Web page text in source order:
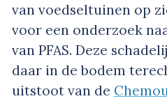
van voedseltuinen op
voor een onderzoek
van PFAS. Deze
daar in de bodem
uitstoot van de